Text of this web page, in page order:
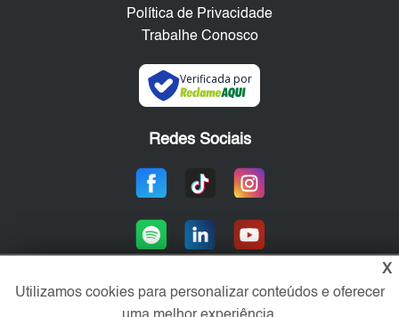
Política de Privacidade
Trabalhe Conosco
Verificada por
Redes Sociais
X
Utilizamos cookies para personalizar conteúdos e oferecer